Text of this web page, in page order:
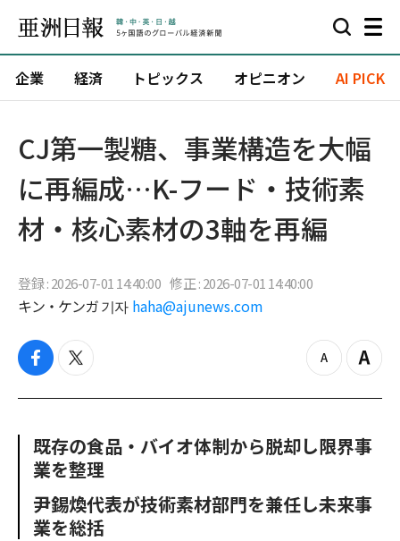
企業 経済 トピックス オピニオン AI PICK
CJ第一製糖、事業構造を大幅
に再編成…K-フード・技術素
材・核心素材の3軸を再編
登録 : 2026-07-01 14:40:00 修正 : 2026-07-01 14:40:00
キン・ケンガ 기자 haha@ajunews.com
f
c
o
o
k
t
i
e
r
z
o
u
Z
o
i
n
既存の食品・バイオ体制から脱却し限界事
業を整理
尹錫煥代表が技術素材部門を兼任し未来事
業を総括